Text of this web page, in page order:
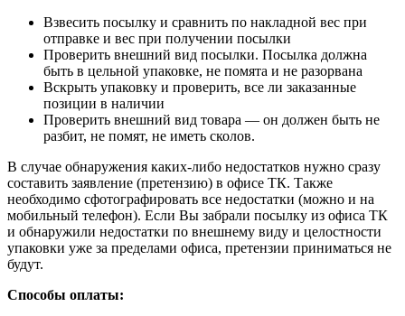
Взвесить посылку и сравнить по накладной вес при
отправке и вес при получении посылки
Проверить внешний вид посылки. Посылка должна
быть в цельной упаковке, не помята и не разорвана
Вскрыть упаковку и проверить, все ли заказанные
позиции в наличии
Проверить внешний вид товара — он должен быть не
разбит, не помят, не иметь сколов.
В случае обнаружения каких-либо недостатков нужно сразу
составить заявление (претензию) в офисе ТК. Также
необходимо сфотографировать все недостатки (можно и на
мобильный телефон). Если Вы забрали посылку из офиса ТК
и обнаружили недостатки по внешнему виду и целостности
упаковки уже за пределами офиса, претензии приниматься не
будут.
Способы оплаты: